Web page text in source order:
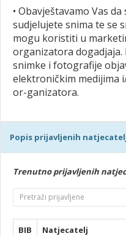
• Obavještavamo Vas
sudjelujete snima te se
mogu koristiti u
organizatora dogadjaja.
snimke i fotografije
elektroničkim medijima
or-ganizatora.
Popis prijavljenih
Trenutno prijavljenih
BIB Natjecatelj